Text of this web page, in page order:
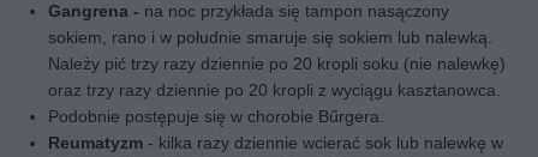
Gangrena - na noc przykłada się tampon nasączony
sokiem, rano i w południe smaruje się sokiem lub nalewką.
Należy pić trzy razy dziennie po 20 kropli soku (nie nalewkę)
oraz trzy razy dziennie po 20 kropli z wyciągu kasztanowca.
Podobnie postępuje się w chorobie Bűrgera.
Reumatyzm - kilka razy dziennie wcierać sok lub nalewkę w